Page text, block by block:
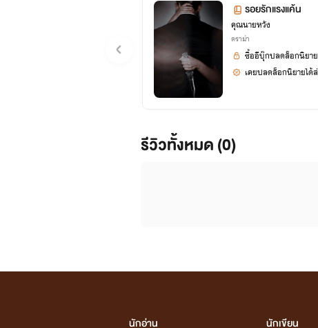
รอยรักแรงแค้น
คุณนายหวัง
ดราม่า
ซื้ออีบุ๊กปลดล็อกนิยาย
เคยปลดล็อกนิยายได้
รีวิวทั้งหมด (0)
นักอ่าน นักเขียน